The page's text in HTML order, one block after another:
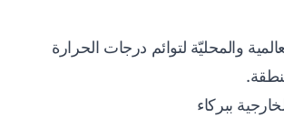
والمحليّة لتوائم درجات الحرارة
ببركاء